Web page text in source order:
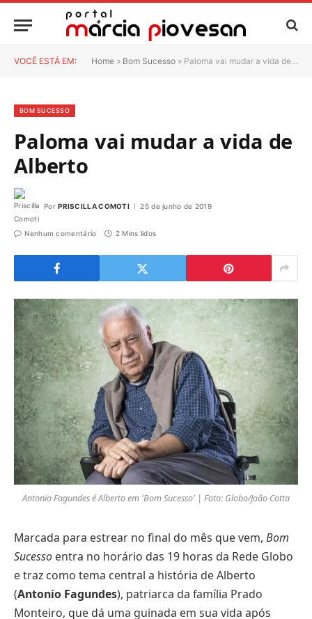
VOCÊ ESTÁ EM: Home » Bom Sucesso » Paloma vai mudar a vida de Alberto
BOM SUCESSO
Paloma vai mudar a vida de
Alberto
Por PRISCILLA COMOTI 25 de junho de 2019
Nenhum comentário 2 Mins lidos
Antonio Fagundes é Alberto em 'Bom Sucesso' | Foto: Globo/João Cotta
Marcada para estrear no final do mês que vem, Bom
Sucesso entra no horário das 19 horas da Rede Globo
e traz como tema central a história de Alberto
(Antonio Fagundes), patriarca da família Prado
Monteiro, que dá uma guinada em sua vida após